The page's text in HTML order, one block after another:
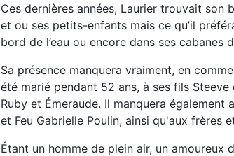
Ces dernières années, Laurier trouvait son
et ou ses petits-enfants mais ce qu’il
bord de l’eau ou encore dans ses cabanes
Sa présence manquera vraiment, en
été marié pendant 52 ans, à ses fils
Ruby et Émeraude. Il manquera
et Feu Gabrielle Poulin, ainsi qu'aux frères
Étant un homme de plein air, un amoureux